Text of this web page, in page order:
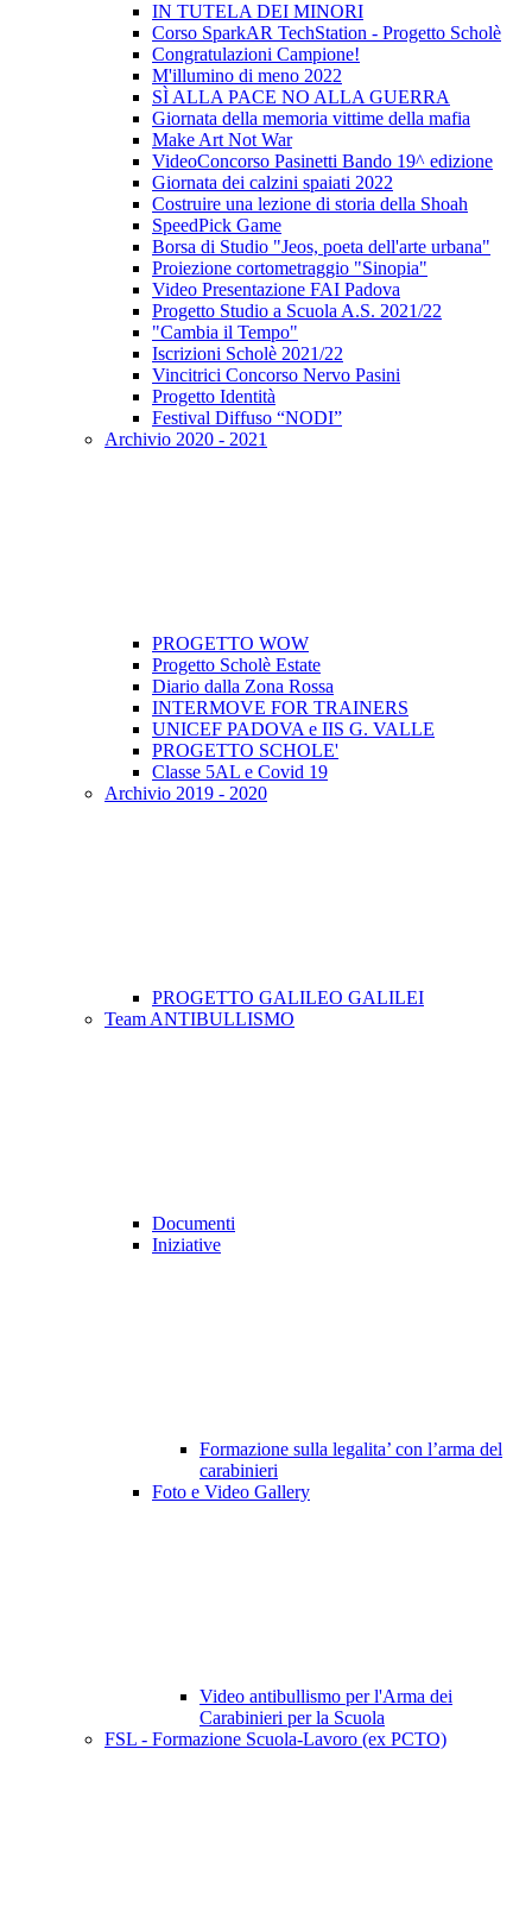
IN TUTELA DEI MINORI
Corso SparkAR TechStation - Progetto Scholè
Congratulazioni Campione!
M'illumino di meno 2022
SÌ ALLA PACE NO ALLA GUERRA
Giornata della memoria vittime della mafia
Make Art Not War
VideoConcorso Pasinetti Bando 19^ edizione
Giornata dei calzini spaiati 2022
Costruire una lezione di storia della Shoah
SpeedPick Game
Borsa di Studio "Jeos, poeta dell'arte urbana"
Proiezione cortometraggio "Sinopia"
Video Presentazione FAI Padova
Progetto Studio a Scuola A.S. 2021/22
"Cambia il Tempo"
Iscrizioni Scholè 2021/22
Vincitrici Concorso Nervo Pasini
Progetto Identità
Festival Diffuso “NODI”
Archivio 2020 - 2021
PROGETTO WOW
Progetto Scholè Estate
Diario dalla Zona Rossa
INTERMOVE FOR TRAINERS
UNICEF PADOVA e IIS G. VALLE
PROGETTO SCHOLE'
Classe 5AL e Covid 19
Archivio 2019 - 2020
PROGETTO GALILEO GALILEI
Team ANTIBULLISMO
Documenti
Iniziative
Formazione sulla legalita’ con l’arma del
carabinieri
Foto e Video Gallery
Video antibullismo per l'Arma dei
Carabinieri per la Scuola
FSL - Formazione Scuola-Lavoro (ex PCTO)